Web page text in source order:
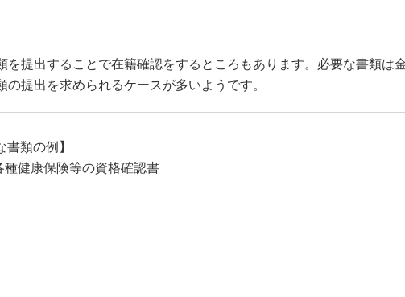
を提出することで在籍確認をするところもあります。必要な書類は
提出を求められるケースが多いようです。
書類の例】
健康保険等の資格確認書